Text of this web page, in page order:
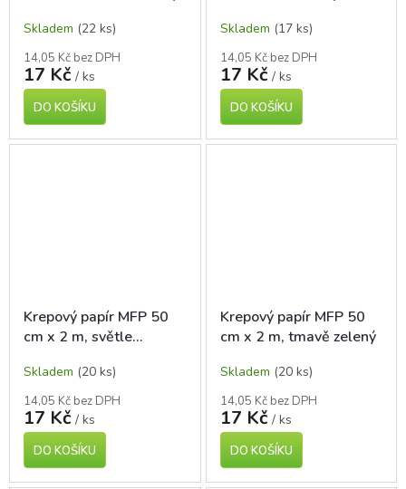
Skladem (22 ks)
14,05 Kč bez DPH
17 Kč / ks
DO KOŠÍKU
Skladem (17 ks)
14,05 Kč bez DPH
17 Kč / ks
DO KOŠÍKU
Krepový papír MFP 50
cm x 2 m, světle
Skladem (20 ks)
14,05 Kč bez DPH
17 Kč / ks
DO KOŠÍKU
Krepový papír MFP 50
cm x 2 m, tmavě zelený
Skladem (20 ks)
14,05 Kč bez DPH
17 Kč / ks
DO KOŠÍKU